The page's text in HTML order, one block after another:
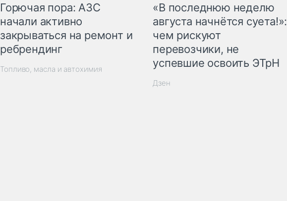
Горючая пора: АЗС
начали активно
закрываться на ремонт и
ребрендинг
Топливо, масла и автохимия
«В последнюю неделю
августа начнётся суета!»:
чем рискуют
перевозчики, не
успевшие освоить ЭТрН
Дзен